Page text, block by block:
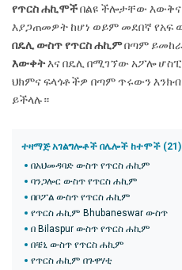
የጥርስ ሐኪሞችበልዩ ችሎታቸው እውቅና
እያጋጠመዎት ከሆነ ወይም መደበኛ የአፍ
በዴሊ ውስጥ የጥርስ ሐኪምበጣም
እውቀትእና በዴሊ በሚገኘው አፖሎ
ህክምና ፍላጎቶችዎ በጣም ጥሩውን
ይችላሉ።
ተዛማጅ አገልግሎቶች በሌሎች ከተሞች (21)
በአህመዳባድ ውስጥ የጥርስ ሐኪም
ባንጋሎር ውስጥ የጥርስ ሐኪም
በቦፖል ውስጥ የጥርስ ሐኪም
የጥርስ ሐኪም Bhubaneswar ውስጥ
በ Bilaspur ውስጥ የጥርስ ሐኪም
በቼኒ ውስጥ የጥርስ ሐኪም
የጥርስ ሐኪም በጉዋሃቲ